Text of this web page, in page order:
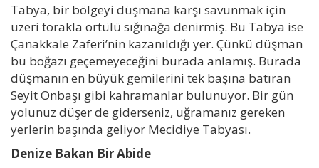
Tabya, bir bölgeyi düşmana karşı savunmak için
üzeri torakla örtülü sığınağa denirmiş. Bu Tabya ise
Çanakkale Zaferi’nin kazanıldığı yer. Çünkü düşman
bu boğazı geçemeyeceğini burada anlamış. Burada
düşmanın en büyük gemilerini tek başına batıran
Seyit Onbaşı gibi kahramanlar bulunuyor. Bir gün
yolunuz düşer de giderseniz, uğramanız gereken
yerlerin başında geliyor Mecidiye Tabyası.
Denize Bakan Bir Abide